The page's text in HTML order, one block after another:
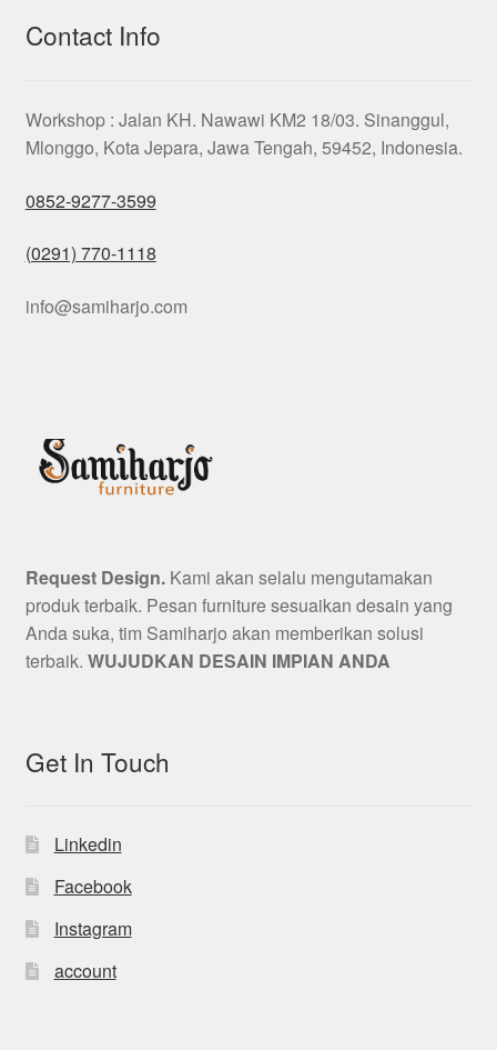
Contact Info
Workshop : Jalan KH. Nawawi KM2 18/03. Sinanggul,
Mlonggo, Kota Jepara, Jawa Tengah, 59452, Indonesia.
0852-9277-3599
(0291) 770-1118
info@samiharjo.com
Request Design.Kami akan selalu mengutamakan
produk terbaik. Pesan furniture sesuaikan desain yang
Anda suka, tim Samiharjo akan memberikan solusi
terbaik. WUJUDKAN DESAIN IMPIAN ANDA
Get In Touch
Linkedin
Facebook
Instagram
account